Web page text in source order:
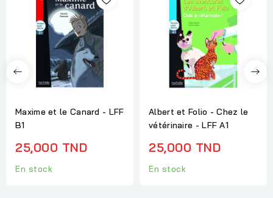
Maxime et le Canard - LFF
B1
25,000 TND
En stock
Albert et Folio - Chez le
vétérinaire - LFF A1
25,000 TND
En stock